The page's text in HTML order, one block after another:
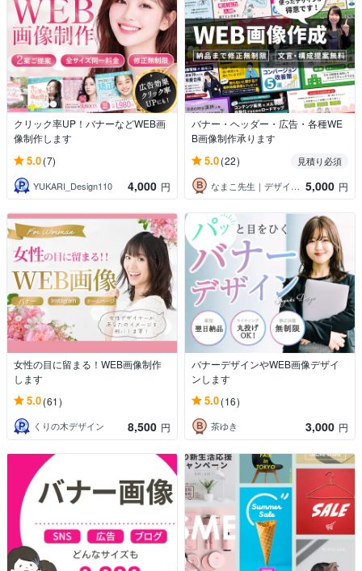
クリック率UP！バナーなどWEB画
像制作します
5.0(7)
YUKARI_Design110 4,000 円
バナー・ヘッダー・広告・各種WE
B画像制作承ります
5.0(22)
見積り必須
なまこ先生｜デザイン×思考整理
5,000 円
女性の目に留まる！WEB画像制作
します
5.0(61)
くりの木デザイン 8,500 円
バナーデザインやWEB画像デザイ
ンします
5.0(16)
茶ゆき 3,000 円